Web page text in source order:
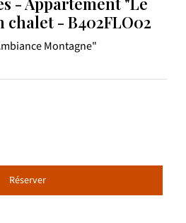
chalet - B402FLO02
Montagne"
Réserver